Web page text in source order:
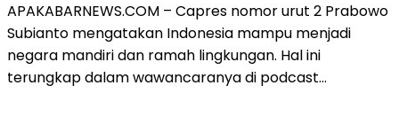
APAKABARNEWS.COM – Capres nomor urut 2 Prabowo
Subianto mengatakan Indonesia mampu menjadi
negara mandiri dan ramah lingkungan. Hal ini
terungkap dalam wawancaranya di podcast…